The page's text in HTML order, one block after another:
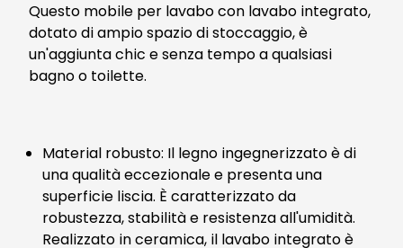
Questo mobile per lavabo con lavabo integrato,
dotato di ampio spazio di stoccaggio, è
un'aggiunta chic e senza tempo a qualsiasi
bagno o toilette.
Material robusto: Il legno ingegnerizzato è di
una qualità eccezionale e presenta una
superficie liscia. È caratterizzato da
robustezza, stabilità e resistenza all'umidità.
Realizzato in ceramica, il lavabo integrato è